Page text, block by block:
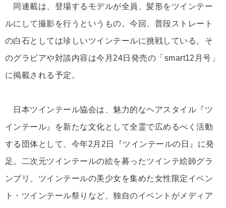
同連載は、登場するモデルが全員、髪形をツインテー
ルにして撮影を行うというもの。今回、普段ストレート
の白石としては珍しいツインテールに挑戦している。そ
のグラビアや対談内容は今月24日発売の「smart12月号」
に掲載される予定。
日本ツインテール協会は、魅力的なヘアスタイル『ツ
インテール』を新たな文化として全霊で広めるべく活動
する団体として、今年2月2日『ツインテールの日』に発
足。二次元ツインテールの絵を募ったツインテ絵師グラ
ンプリ、ツインテールの美少女を集めた女性限定イベン
ト・ツインテール祭りなど、独自のイベントがメディア